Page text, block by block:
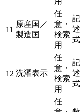
11
原産国／
製造国
任
意・
検索
用
記
述
式
12 洗濯表示
任
意・
検索
用
記
述
式
任